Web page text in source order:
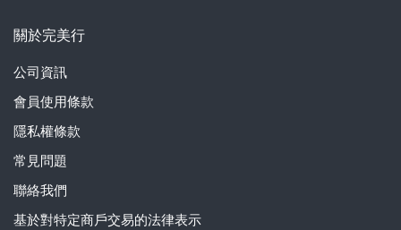
關於完美行
公司資訊
會員使用條款
隱私權條款
常見問題
聯絡我們
基於對特定商戶交易的法律表示